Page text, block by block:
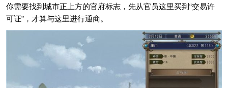
你需要找到城市正上方的官府标志，先从官员这里买到“交易许
可证”，才算与这里进行通商。